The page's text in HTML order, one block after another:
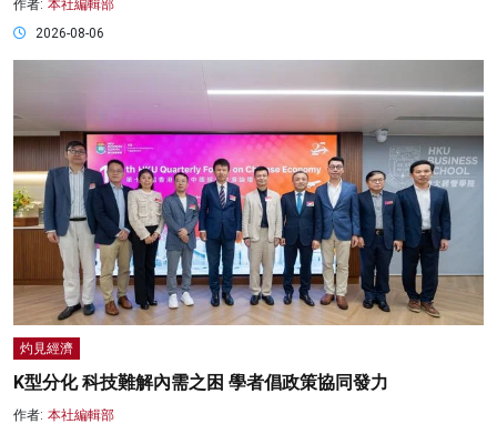
作者: 本社編輯部
2026-08-06
灼見經濟
K型分化 科技難解內需之困 學者倡政策協同發力
作者: 本社編輯部